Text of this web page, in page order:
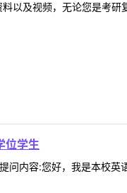
以及视频，无论您是考
位学生
内容:您好，我是本校英